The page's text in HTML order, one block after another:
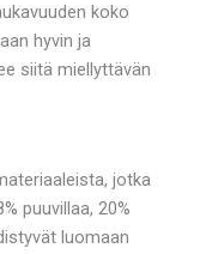
koko
hyvin ja
siitä miellyttävän
jotka
puuvillaa, 20%
luomaan